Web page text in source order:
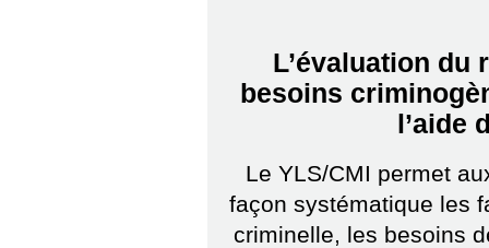
L’évaluation du
besoins
l’aide
Le YLS/CMI permet
façon systématique les
criminelle, les besoins